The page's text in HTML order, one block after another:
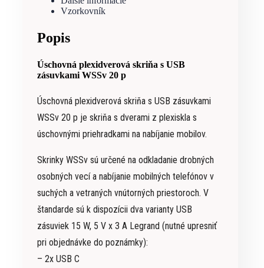
Vzorkovník
Popis
Úschovná plexidverová skriňa s USB
zásuvkami WSSv 20 p
Úschovná plexidverová skriňa s USB zásuvkami
WSSv 20 p je skriňa s dverami z plexiskla s
úschovnými priehradkami na nabíjanie mobilov.
Skrinky WSSv sú určené na odkladanie drobných
osobných vecí a nabíjanie mobilných telefónov v
suchých a vetraných vnútorných priestoroch. V
štandarde sú k dispozícii dva varianty USB
zásuviek 15 W, 5 V x 3 A Legrand (nutné upresniť
pri objednávke do poznámky):
– 2x USB C